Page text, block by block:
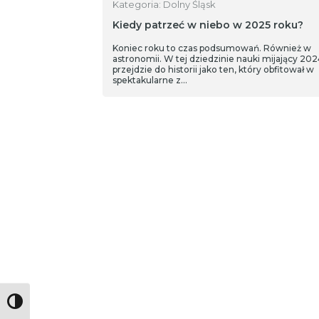
Toggle High Contrast
Kategoria: Dolny Śląsk
Kiedy patrzeć w niebo w 2025 roku?
Koniec roku to czas podsumowań. Również w
astronomii. W tej dziedzinie nauki mijający
przejdzie do historii jako ten, który obfitował w
spektakularne z…